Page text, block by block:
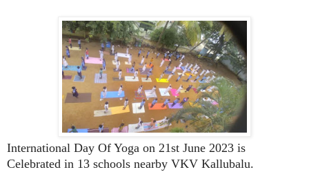
International Day Of Yoga on 21st June 2023 is
Celebrated in 13 schools nearby VKV Kallubalu.